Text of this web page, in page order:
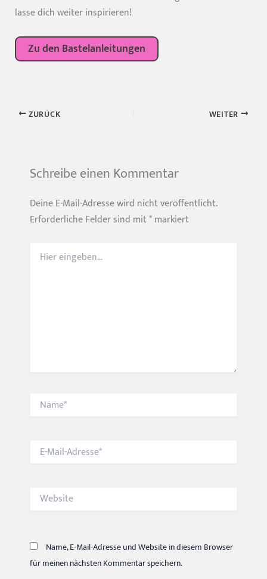
lasse dich weiter inspirieren!
Zu den Bastelanleitungen
ZURÜCK WEITER
Schreibe einen Kommentar
Deine E-Mail-Adresse wird nicht veröffentlicht.
Erforderliche Felder sind mit*markiert
eingeben…
Name*
Mail-
Website
Name, E-Mail-Adresse und Website in diesem Browser
für meinen nächsten Kommentar speichern.